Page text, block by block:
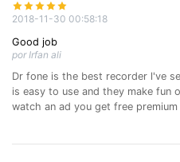
2018-11-30 00:58:18
Good job
por Irfan ali
Dr fone is the best recorder l've
is easy to use and they make
watch an ad you get free